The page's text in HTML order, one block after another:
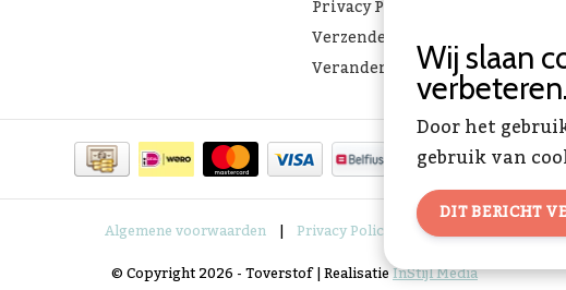
Privacy Policy
Verzenden & ophalen
Verandering Toverstof FAQ
Algemene voorwaarden | Privacy Policy
RSS Feed
© Copyright 2026 - Toverstof | RealisatieInStijl Media
Wij slaan
verbeteren.
Door het
gebruik van
DIT BERICHT